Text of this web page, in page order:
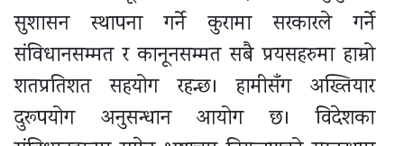
सुशासन स्थापना गर्ने कुरामा सरकारले गर्ने
संविधानसम्मत र कानूनसम्मत सबै प्रयसहरुमा हाम्रो
शतप्रतिशत सहयोग रहन्छ। हामीसँग अख्तियार
दुरूपयोग अनुसन्धान आयोग छ। विदेशका